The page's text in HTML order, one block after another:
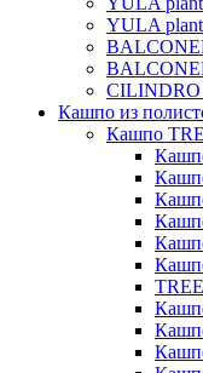
Moda
YULA
CILINDRO
Кашпо из
Кашпо